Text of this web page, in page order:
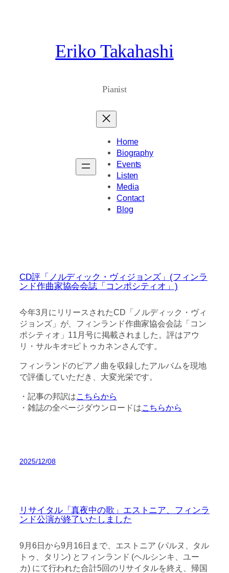
Eriko Takahashi
Pianist
Home
Biography
Events
Listen
Media
Contact
Blog
CD評「ノルディック・ヴィジョンズ」(フィンラ
ンド作曲家協会会誌「コンポシティオ」)
今年3月にリリースされたCD「ノルディック・ヴィ
ジョンズ」が、フィンランド作曲家協会会誌「コン
ポシティオ」11月号に掲載されました。評はアウ
リ・サルキオ=ピトゥカネンさんです。
フィンランドのピアノ曲を収録したアルバムを現地
で評価していただき、大変光栄です。
・記事の邦訳はこちらから
・雑誌の全ページダウンロードはこちらから
2025/12/08
リサイタル「真夜中の歌」エストニア、フィンラ
ンド公演が終了いたしました
9月6日から9月16日まで、エストニア (パルヌ、タル
トゥ、タリン) とフィンランド (ヘルシンキ、ユー
カ) にて行われた合計5回のリサイタルを終え、帰国